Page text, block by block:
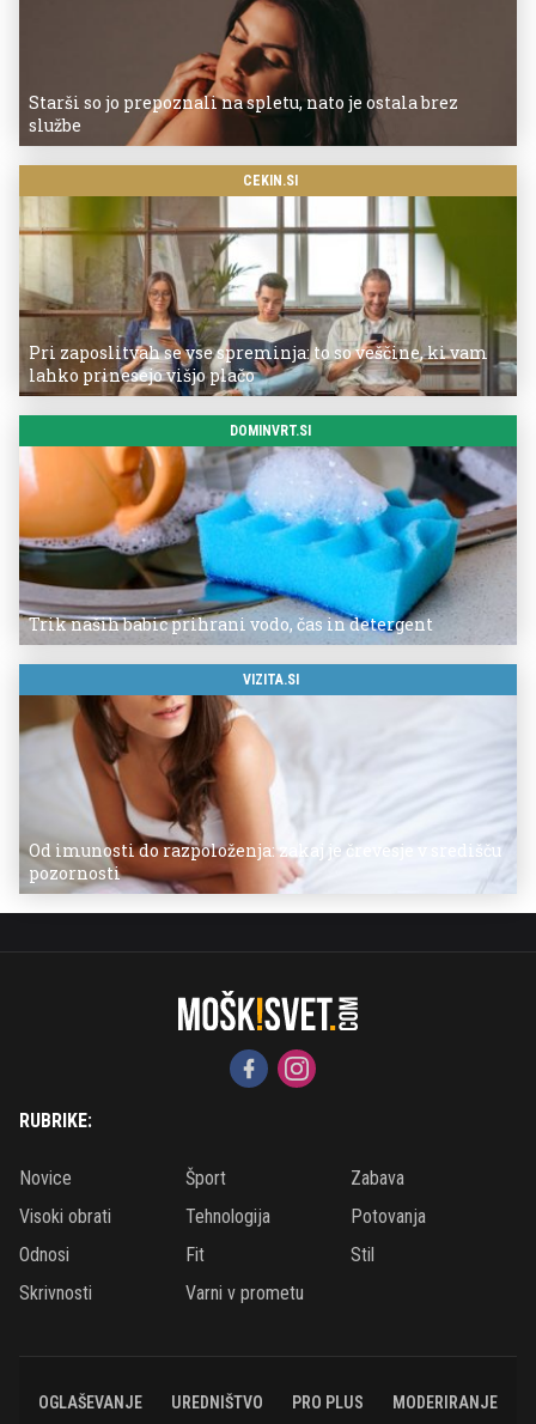
Starši so jo prepoznali na spletu, nato je ostala brez
službe
CEKIN.SI
Pri zaposlitvah se vse spreminja: to so veščine, ki vam
lahko prinesejo višjo plačo
DOMINVRT.SI
Trik naših babic prihrani vodo, čas in detergent
VIZITA.SI
Od imunosti do razpoloženja: zakaj je črevesje v središču
pozornosti
RUBRIKE:
Novice Šport
Zabava
Visoki obrati
Tehnologija
Potovanja
Odnosi
Fit
Stil
Skrivnosti
Varni v prometu
OGLAŠEVANJE UREDNIŠTVO PRO PLUS MODERIRANJE